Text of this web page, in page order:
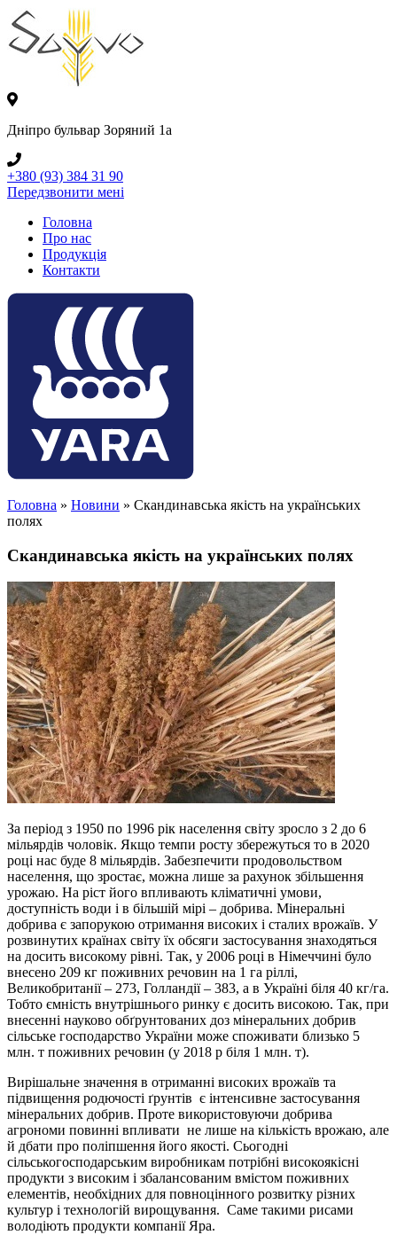
Дніпро бульвар Зоряний 1а
+380 (93) 384 31 90
Передзвонити мені
Головна
Про нас
Продукція
Контакти
Головна » Новини » Скандинавська якість на українських
полях
Скандинавська якість на українських полях
За період з 1950 по 1996 рік населення світу зросло з 2 до 6
мільярдів чоловік. Якщо темпи росту збережуться то в 2020
році нас буде 8 мільярдів. Забезпечити продовольством
населення, що зростає, можна лише за рахунок збільшення
урожаю. На ріст його впливають кліматичні умови,
доступність води і в більшій мірі – добрива. Мінеральні
добрива є запорукою отримання високих і сталих врожаїв. У
розвинутих країнах світу їх обсяги застосування знаходяться
на досить високому рівні. Так, у 2006 році в Німеччині було
внесено 209 кг поживних речовин на 1 га ріллі,
Великобританії – 273, Голландії – 383, а в Україні біля 40 кг/га.
Тобто ємність внутрішнього ринку є досить високою. Так, при
внесенні науково обґрунтованих доз мінеральних добрив
сільське господарство України може споживати близько 5
млн. т поживних речовин (у 2018 р біля 1 млн. т).
Вирішальне значення в отриманні високих врожаїв та
підвищення родючості ґрунтів є інтенсивне застосування
мінеральних добрив. Проте використовуючи добрива
агрономи повинні впливати не лише на кількість врожаю, але
й дбати про поліпшення його якості. Сьогодні
сільськогосподарським виробникам потрібні високоякісні
продукти з високим і збалансованим вмістом поживних
елементів, необхідних для повноцінного розвитку різних
культур і технологій вирощування. Саме такими рисами
володіють продукти компанії Яра.